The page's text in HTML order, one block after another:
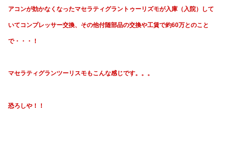
アコンが効かなくなったマセラティグラントゥーリズモが入庫（入院）して
いてコンプレッサー交換、その他付随部品の交換や工賃で約60万とのこと
で・・・！
マセラティグランツーリスモもこんな感じです。。。
恐ろしや！！